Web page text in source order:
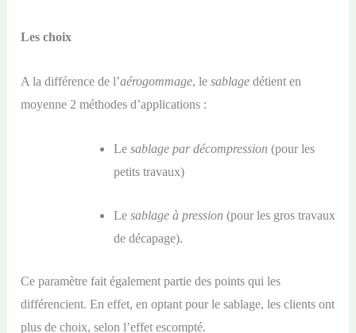
Les choix
A la différence de l’aérogommage, lesablage détient en
moyenne 2 méthodes d’applications :
Le sablage par décompression (pour les
petits travaux)
Le sablage à pression (pour les gros travaux
de décapage).
Ce paramètre fait également partie des points qui les
différencient. En effet, en optant pour le sablage, les clients ont
plus de choix, selon l’effet escompté.